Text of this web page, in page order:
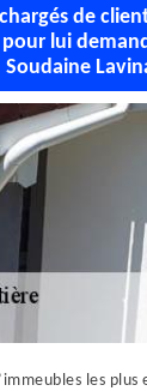
de
lui
les plus